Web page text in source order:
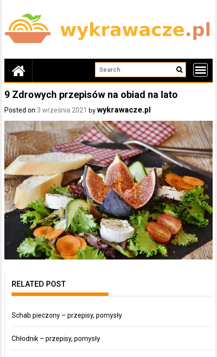
content
9 Zdrowych przepisów na obiad na lato
Posted on 3 września 2021 bywykrawacze.pl
RELATED POST
Schab pieczony – przepisy, pomysły
Chłodnik – przepisy, pomysły